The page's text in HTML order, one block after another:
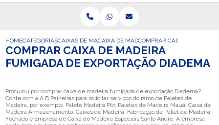
HOMECATEGORIASCAIXAS DE MADEIRA PARA EXPORTACAO
CAIXA DE MADEIRA PARA A EXPORTACAO
COMPRAR CAIXA DE
COMPRAR CAIXA DE MADEIRA
FUMIGADA DE EXPORTAÇÃO DIADEMA
Procurou por comprar caixa de madeira fumigada de exportação Diadema?
Conte com a A B Paineiras para solicitar serviços do ramo de Paletes de
Madeira, por exemplo, Palete Madeira Pbr, Paletes de Madeira Mauá, Caixa de
Madeira Armazenamento, Caixas de Madeira, Fabricação de Pallet de Madeira
Fechado e Empresa de Caixa de Madeira Especiais Santo André. A empresa